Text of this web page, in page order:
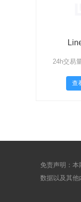
24h交易
查
免责声明：本
数据以及其他